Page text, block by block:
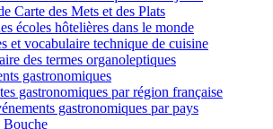
Carte des Mets et des Plats
écoles hôtelières dans le monde
et vocabulaire technique de cuisine
des termes organoleptiques
gastronomiques
gastronomiques par région française
gastronomiques par pays
Bouche